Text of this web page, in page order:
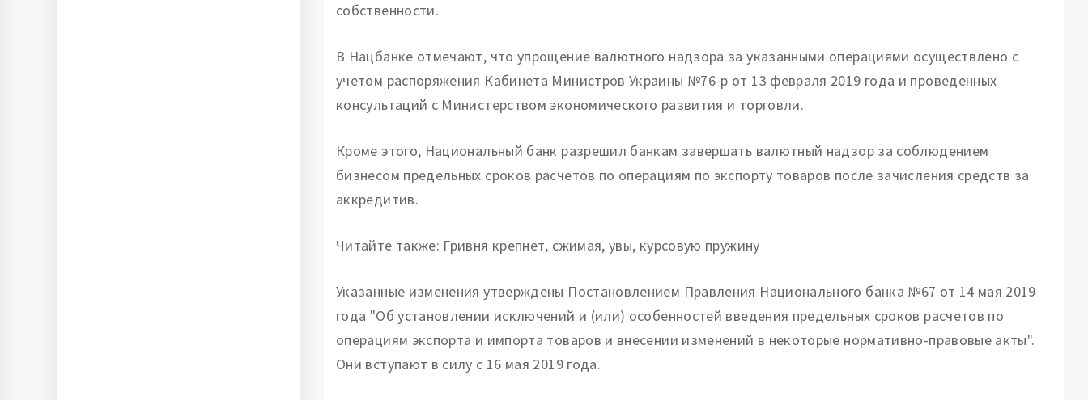
собственности.
В Нацбанке отмечают, что упрощение валютного надзора за указанными операциями осуществлено с
учетом распоряжения Кабинета Министров Украины №76-р от 13 февраля 2019 года и проведенных
консультаций с Министерством экономического развития и торговли.
Кроме этого, Национальный банк разрешил банкам завершать валютный надзор за соблюдением
бизнесом предельных сроков расчетов по операциям по экспорту товаров после зачисления средств за
аккредитив.
Читайте также: Гривня крепнет, сжимая, увы, курсовую пружину
Указанные изменения утверждены Постановлением Правления Национального банка №67 от 14 мая 2019
года "Об установлении исключений и (или) особенностей введения предельных сроков расчетов по
операциям экспорта и импорта товаров и внесении изменений в некоторые нормативно-правовые акты".
Они вступают в силу с 16 мая 2019 года.